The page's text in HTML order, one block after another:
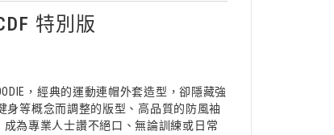
特別版
，經典的運動連帽外套造型，卻隱藏強
身等概念而調整的版型、高品質的防風袖
為專業人士讚不絕口、無論訓練或日常